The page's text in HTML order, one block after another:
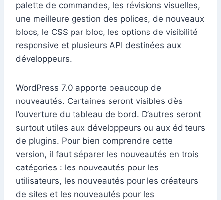
palette de commandes, les révisions visuelles,
une meilleure gestion des polices, de nouveaux
blocs, le CSS par bloc, les options de visibilité
responsive et plusieurs API destinées aux
développeurs.
WordPress 7.0 apporte beaucoup de
nouveautés. Certaines seront visibles dès
l’ouverture du tableau de bord. D’autres seront
surtout utiles aux développeurs ou aux éditeurs
de plugins. Pour bien comprendre cette
version, il faut séparer les nouveautés en trois
catégories : les nouveautés pour les
utilisateurs, les nouveautés pour les créateurs
de sites et les nouveautés pour les